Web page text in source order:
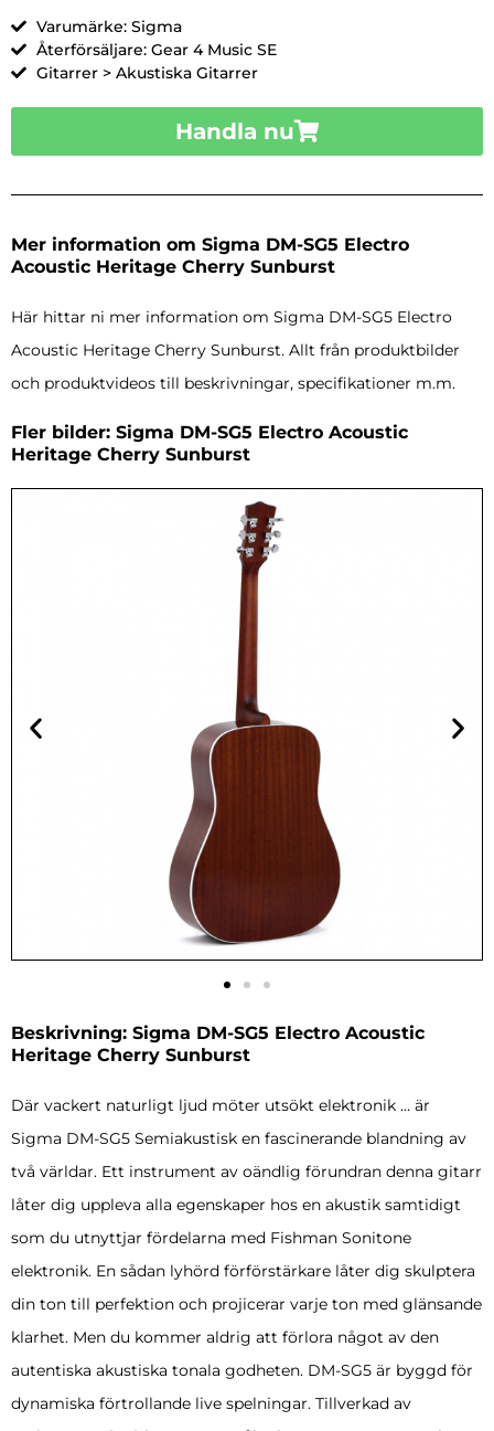
Varumärke: Sigma
Återförsäljare: Gear 4 Music SE
Gitarrer > Akustiska Gitarrer
Handla nu
Mer information om Sigma DM-SG5 Electro
Acoustic Heritage Cherry Sunburst
Här hittar ni mer information om Sigma DM-SG5 Electro
Acoustic Heritage Cherry Sunburst. Allt från produktbilder
och produktvideos till beskrivningar, specifikationer m.m.
Fler bilder: Sigma DM-SG5 Electro Acoustic
Heritage Cherry Sunburst
Beskrivning: Sigma DM-SG5 Electro Acoustic
Heritage Cherry Sunburst
Där vackert naturligt ljud möter utsökt elektronik … är
Sigma DM-SG5 Semiakustisk en fascinerande blandning av
två världar. Ett instrument av oändlig förundran denna gitarr
låter dig uppleva alla egenskaper hos en akustik samtidigt
som du utnyttjar fördelarna med Fishman Sonitone
elektronik. En sådan lyhörd förförstärkare låter dig skulptera
din ton till perfektion och projicerar varje ton med glänsande
klarhet. Men du kommer aldrig att förlora något av den
autentiska akustiska tonala godheten. DM-SG5 är byggd för
dynamiska förtrollande live spelningar. Tillverkad av